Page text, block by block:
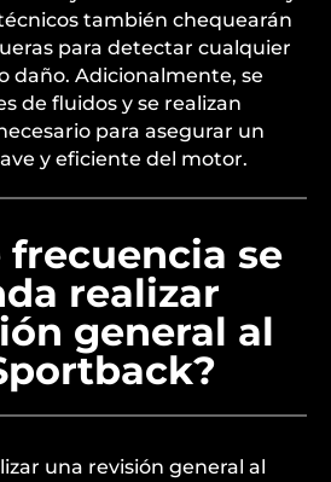
también chequearán
para detectar cualquier
daño. Adicionalmente, se
de fluidos y se realizan
para asegurar un
y eficiente del motor.
frecuencia se
realizar
general al
una revisión general al